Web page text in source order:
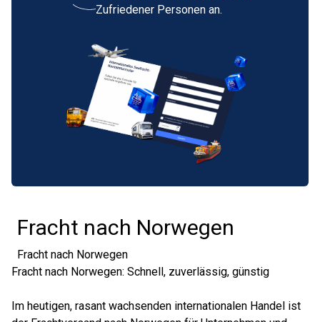
Zufriedener Personen an.
Fracht nach Norwegen
Fracht nach Norwegen
Fracht nach Norwegen: Schnell, zuverlässig, günstig
Im heutigen, rasant wachsenden internationalen Handel ist